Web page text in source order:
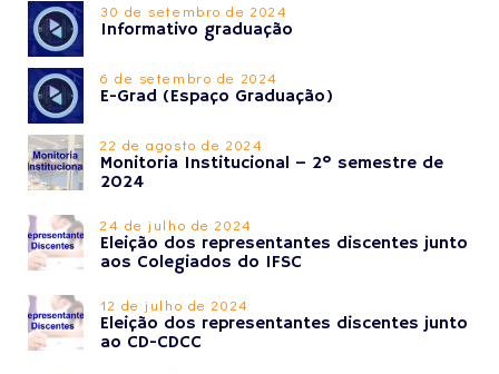
30 de setembro de 2024
Informativo graduação
6 de setembro de 2024
E-Grad (Espaço Graduação)
22 de agosto de 2024
Monitoria Institucional – 2º semestre de
2024
24 de julho de 2024
Eleição dos representantes discentes junto
aos Colegiados do IFSC
12 de julho de 2024
Eleição dos representantes discentes junto
ao CD-CDCC